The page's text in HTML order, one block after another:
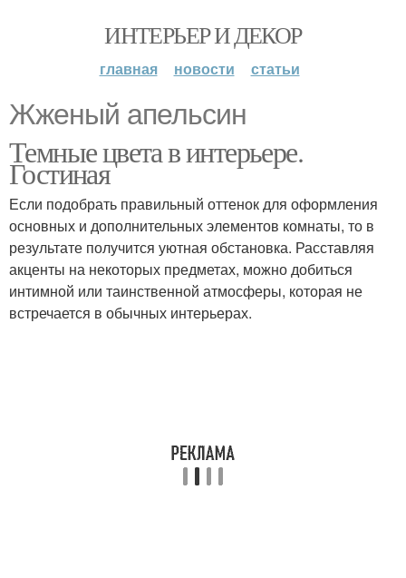
ИНТЕРЬЕР И ДЕКОР
главная новости статьи
Жженый апельсин
Темные цвета в интерьере.
Гостиная
Если подобрать правильный оттенок для оформления
основных и дополнительных элементов комнаты, то в
результате получится уютная обстановка. Расставляя
акценты на некоторых предметах, можно добиться
интимной или таинственной атмосферы, которая не
встречается в обычных интерьерах.